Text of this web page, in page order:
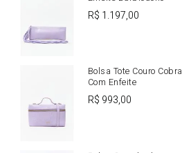
R$ 1.197,00
Bolsa Tote Couro Cobra
Com Enfeite
R$ 993,00